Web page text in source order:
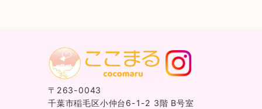
〒263-0043
千葉市稲毛区小仲台6-1-2 3階 B号室